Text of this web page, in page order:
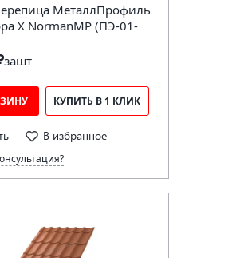
МеталлПрофиль
X NormanMP (ПЭ-01-
зашт
КУПИТЬ В 1 КЛИК
В избранное